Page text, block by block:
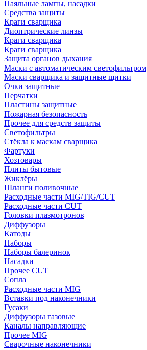
Паяльные лампы, насадки
Средства защиты
Краги сварщика
Диоптрические линзы
Краги сварщика
Краги сварщика
Защита органов дыхания
Маски с автоматическим светофильтром
Маски сварщика и защитные щитки
Очки защитные
Перчатки
Пластины защитные
Пожарная безопасность
Прочее для средств защиты
Светофильтры
Стёкла к маскам сварщика
Фартуки
Хозтовары
Плиты бытовые
Жиклёры
Шланги поливочные
Расходные части MIG/TIG/CUT
Расходные части CUT
Головки плазмотронов
Диффузоры
Катоды
Наборы
Наборы балеринок
Насадки
Прочее CUT
Сопла
Расходные части MIG
Вставки под наконечники
Гусаки
Диффузоры газовые
Каналы направляющие
Прочее MIG
Сварочные наконечники